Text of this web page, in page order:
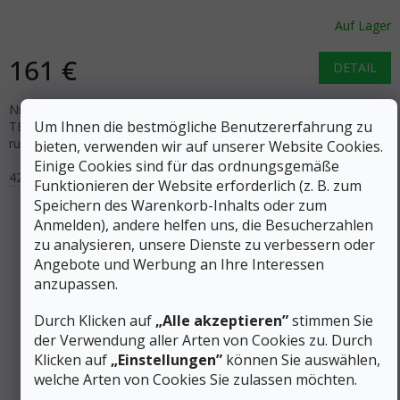
Um Ihnen die bestmögliche Benutzererfahrung zu
bieten, verwenden wir auf unserer Website Cookies.
Einige Cookies sind für das ordnungsgemäße
Funktionieren der Website erforderlich (z. B. zum
Speichern des Warenkorb-Inhalts oder zum
Anmelden), andere helfen uns, die Besucherzahlen
zu analysieren, unsere Dienste zu verbessern oder
Angebote und Werbung an Ihre Interessen
anzupassen.
Durch Klicken auf „Alle akzeptieren”stimmen Sie
der Verwendung aller Arten von Cookies zu. Durch
Klicken auf „Einstellungen” können Sie auswählen,
welche Arten von Cookies Sie zulassen möchten.
Auf Lager
161 € DETAIL
Niedrige Herren-Trekkingstiefel mit BOA Fit System und GORE-
TEX Membran für leichte Wanderungen. Ausgestattet mit
rutschfester RB9X-Sohle aus recycelten Materialien.
42
42,5 43 44 45 46